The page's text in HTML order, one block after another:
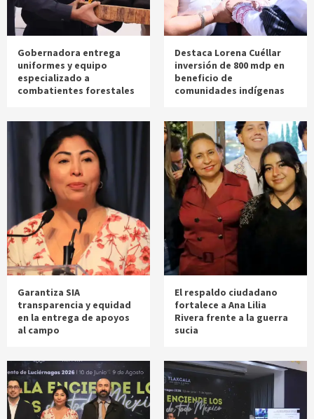
Gobernadora entrega
uniformes y equipo
especializado a
combatientes forestales
Destaca Lorena Cuéllar
inversión de 800 mdp en
beneficio de
comunidades indígenas
Garantiza SIA
transparencia y equidad
en la entrega de apoyos
al campo
El respaldo ciudadano
fortalece a Ana Lilia
Rivera frente a la guerra
sucia